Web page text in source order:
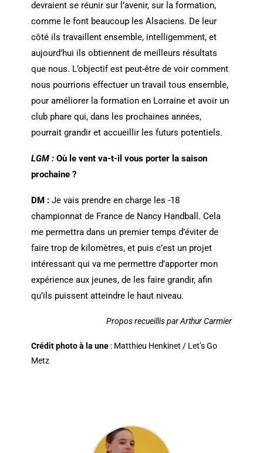
devraient se réunir sur l’avenir, sur la formation,
comme le font beaucoup les Alsaciens. De leur
côté ils travaillent ensemble, intelligemment, et
aujourd’hui ils obtiennent de meilleurs résultats
que nous. L’objectif est peut-être de voir comment
nous pourrions effectuer un travail tous ensemble,
pour améliorer la formation en Lorraine et avoir un
club phare qui, dans les prochaines années,
pourrait grandir et accueillir les futurs potentiels.
LGM :Où le vent va-t-il vous porter la saison
prochaine ?
DM :Je vais prendre en charge les -18
championnat de France de Nancy Handball. Cela
me permettra dans un premier temps d’éviter de
faire trop de kilomètres, et puis c’est un projet
intéressant qui va me permettre d’apporter mon
expérience aux jeunes, de les faire grandir, afin
qu’ils puissent atteindre le haut niveau.
Propos recueillis par Arthur Carmier
Crédit photo à la une: Matthieu Henkinet / Let’s Go
Metz